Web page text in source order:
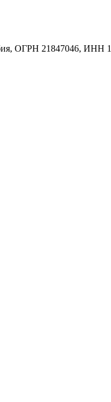
ОГРН 21847046, ИНН